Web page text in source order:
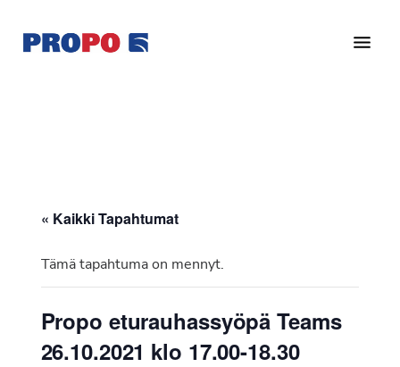
pääsisältöön
alatunnisteeseen
Ry
vuonna
Suomen
« Kaikki Tapahtumat
Tämä tapahtuma on mennyt.
Propo eturauhassyöpä Teams
26.10.2021 klo 17.00-18.30